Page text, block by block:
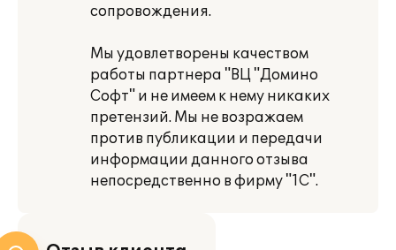
сопровождения.
Мы удовлетворены качеством
работы партнера "ВЦ "Домино
Софт" и не имеем к нему никаких
претензий. Мы не возражаем
против публикации и передачи
информации данного отзыва
непосредственно в фирму "1С".